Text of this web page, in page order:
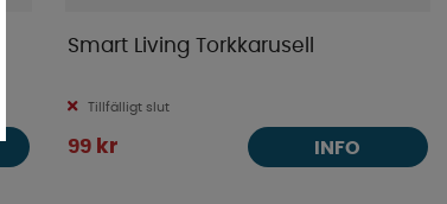
Smart Living Torkkarusell
Tillfälligt slut
99 kr INFO